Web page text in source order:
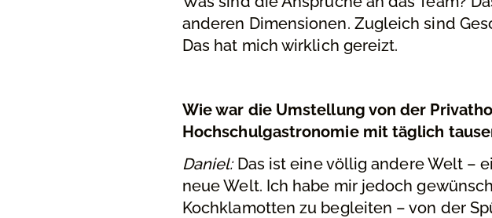
anderen Dimensionen. Zugleich sind
Das hat mich wirklich gereizt.
Wie war die Umstellung von der
Hochschulgastronomie mit täglich
Daniel: Das ist eine völlig andere Welt –
neue Welt. Ich habe mir jedoch
Kochklamotten zu begleiten – von der